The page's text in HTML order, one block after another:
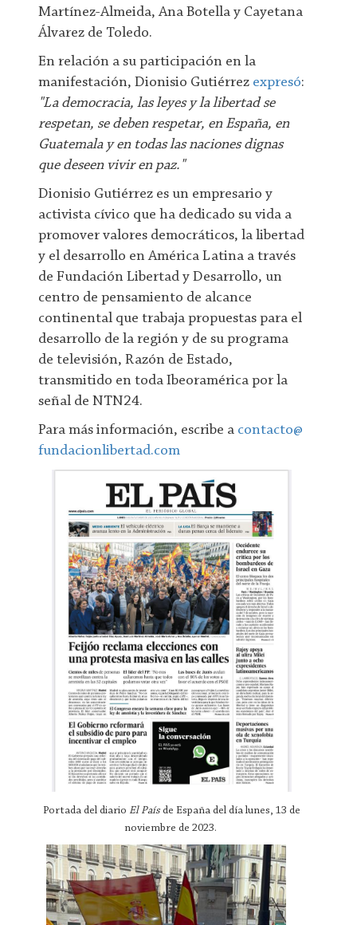
Martínez-Almeida, Ana Botella y Cayetana
Álvarez de Toledo.
En relación a su participación en la
manifestación, Dionisio Gutiérrez expresó:
"La democracia, las leyes y la libertad se
respetan, se deben respetar, en España, en
Guatemala y en todas las naciones dignas
que deseen vivir en paz."
Dionisio Gutiérrez es un empresario y
activista cívico que ha dedicado su vida a
promover valores democráticos, la libertad
y el desarrollo en América Latina a través
de Fundación Libertad y Desarrollo, un
centro de pensamiento de alcance
continental que trabaja propuestas para el
desarrollo de la región y de su programa
de televisión, Razón de Estado,
transmitido en toda Ibeoramérica por la
señal de NTN24.
Para más información, escribe a contacto@
fundacionlibertad.com
Portada del diario El Paísde España del día lunes, 13 de
noviembre de 2023.